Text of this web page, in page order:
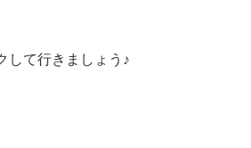
して行きましょう♪